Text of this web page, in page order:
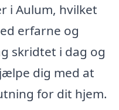
i Aulum, hvilket
erfarne og
skridtet i dag og
dig med at
for dit hjem.